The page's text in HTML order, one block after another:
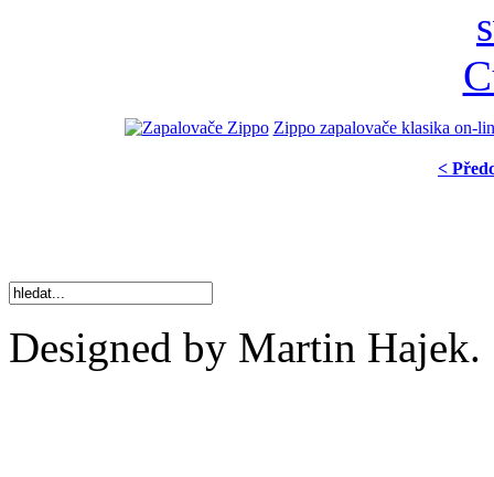
Zippo zapalovače klasika on-
<
Designed by Martin Hajek.